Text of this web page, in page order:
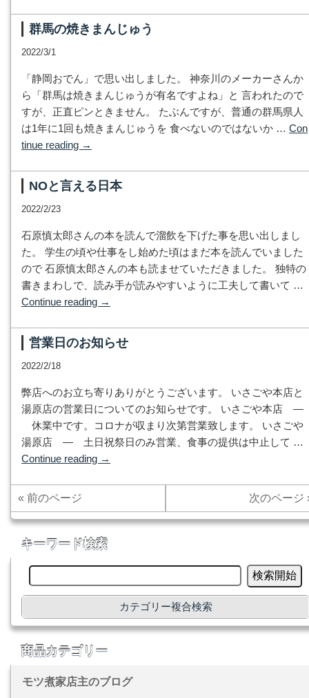
群馬の焼きまんじゅう
2022/3/1
「静岡おでん」で思い出しました。 神奈川のメーカーさんか
ら「群馬は焼きまんじゅうが有名ですよね」と 言われたので
すが、正直ピンときません。 たぶんですが、普通の群馬県人
は1年に1回も焼きまんじゅうを 食べないのではないか … Con
tinue reading →
NOと言える日本
2022/2/23
石原慎太郎さんの本を読んで溜飲を下げた事を思い出しまし
た。 学生の頃や仕事をし始めた頃はまだ本を読んでいました
ので 石原慎太郎さんの本も読ませていただきました。 独特の
書きまわしで、読み手が読みやすいように工夫して書いて …
Continue reading →
営業日のお知らせ
2022/2/18
弊店へのお立ち寄りありがとうございます。 いさごや本店と
湯原店の営業日についてのお知らせです。 いさごや本店 ―
休業中です。コロナが収まり次第営業致します。 いさごや
湯原店 ― 土日祝祭日のみ営業、食事の提供は中止して …
Continue reading →
次のページ
« 前のページ
キーワード検索
カテゴリー複合検索
商品カテゴリー
モツ煮家店主のブログ